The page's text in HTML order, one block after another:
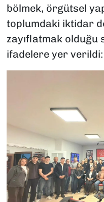
bölmek, örgütsel
toplumdaki iktidar
zayıflatmak olduğu
ifadelere yer verildi: